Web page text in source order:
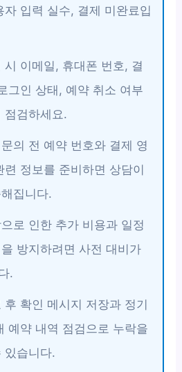
자 입력 실수, 결제 미완료입
시 이메일, 휴대폰 번호, 결
그인 상태, 예약 취소 여부
점검하세요.
의 전 예약 번호와 결제 영
련 정보를 준비하면 상담이
집니다.
로 인한 추가 비용과 일정
방지하려면 사전 대비가
.
후 확인 메시지 저장과 정기
예약 내역 점검으로 누락을
있습니다.